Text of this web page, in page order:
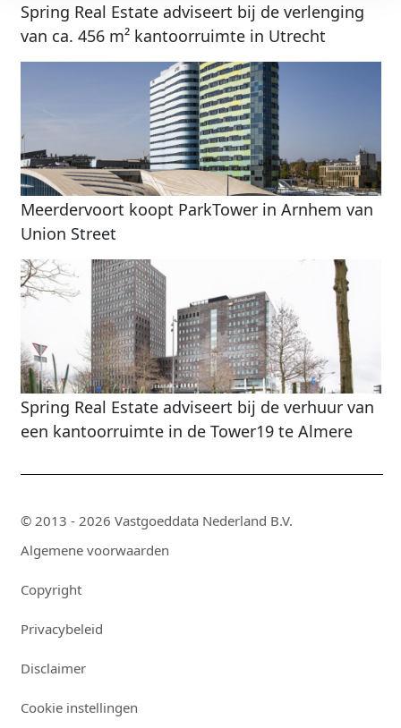
Spring Real Estate adviseert bij de verlenging
van ca. 456 m² kantoorruimte in Utrecht
Meerdervoort koopt ParkTower in Arnhem van
Union Street
Spring Real Estate adviseert bij de verhuur van
een kantoorruimte in de Tower19 te Almere
© 2013 - 2026 Vastgoeddata Nederland B.V.
Algemene voorwaarden
Copyright
Privacybeleid
Disclaimer
Cookie instellingen